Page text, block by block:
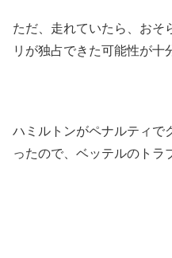
ただ、走れていたら、おそ
リが独占できた可能性が十
ハミルトンがペナルティで
ったので、ベッテルのトラ